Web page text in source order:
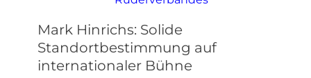
Mark Hinrichs: Solide
Standortbestimmung auf
internationaler Bühne